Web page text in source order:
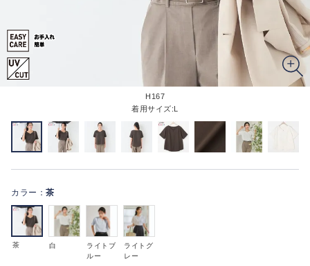
H167
着用サイズ:L
カラー： 茶
茶 白
ライトブ
ルー
ライトグ
レー